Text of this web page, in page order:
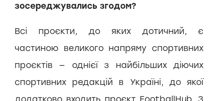
зосереджувались згодом?
Всі проєкти, до яких дотичний, є
частиною великого напряму спортивних
проєктів — однієї з найбільших діючих
спортивних редакцій в Україні, до якої
додатково входить проєкт FootballHub. З